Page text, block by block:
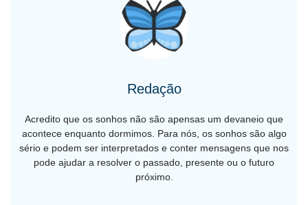
Redação
Acredito que os sonhos não são apensas um devaneio que
acontece enquanto dormimos. Para nós, os sonhos são algo
sério e podem ser interpretados e conter mensagens que nos
pode ajudar a resolver o passado, presente ou o futuro
próximo.